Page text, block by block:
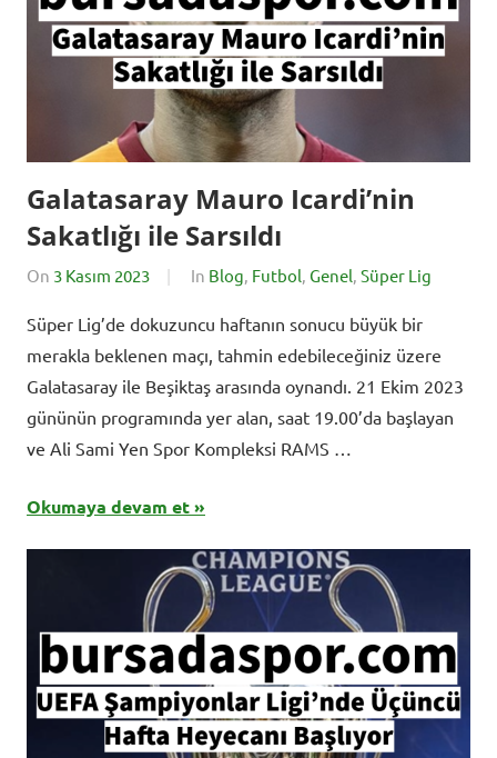
Galatasaray Mauro Icardi’nin
Sakatlığı ile Sarsıldı
On 3 Kasım 2023
By
In Blog, Futbol, Genel, Süper Lig
Süper Lig’de dokuzuncu haftanın sonucu büyük bir
merakla beklenen maçı, tahmin edebileceğiniz üzere
Galatasaray ile Beşiktaş arasında oynandı. 21 Ekim 2023
gününün programında yer alan, saat 19.00’da başlayan
ve Ali Sami Yen Spor Kompleksi RAMS …
Okumaya devam et